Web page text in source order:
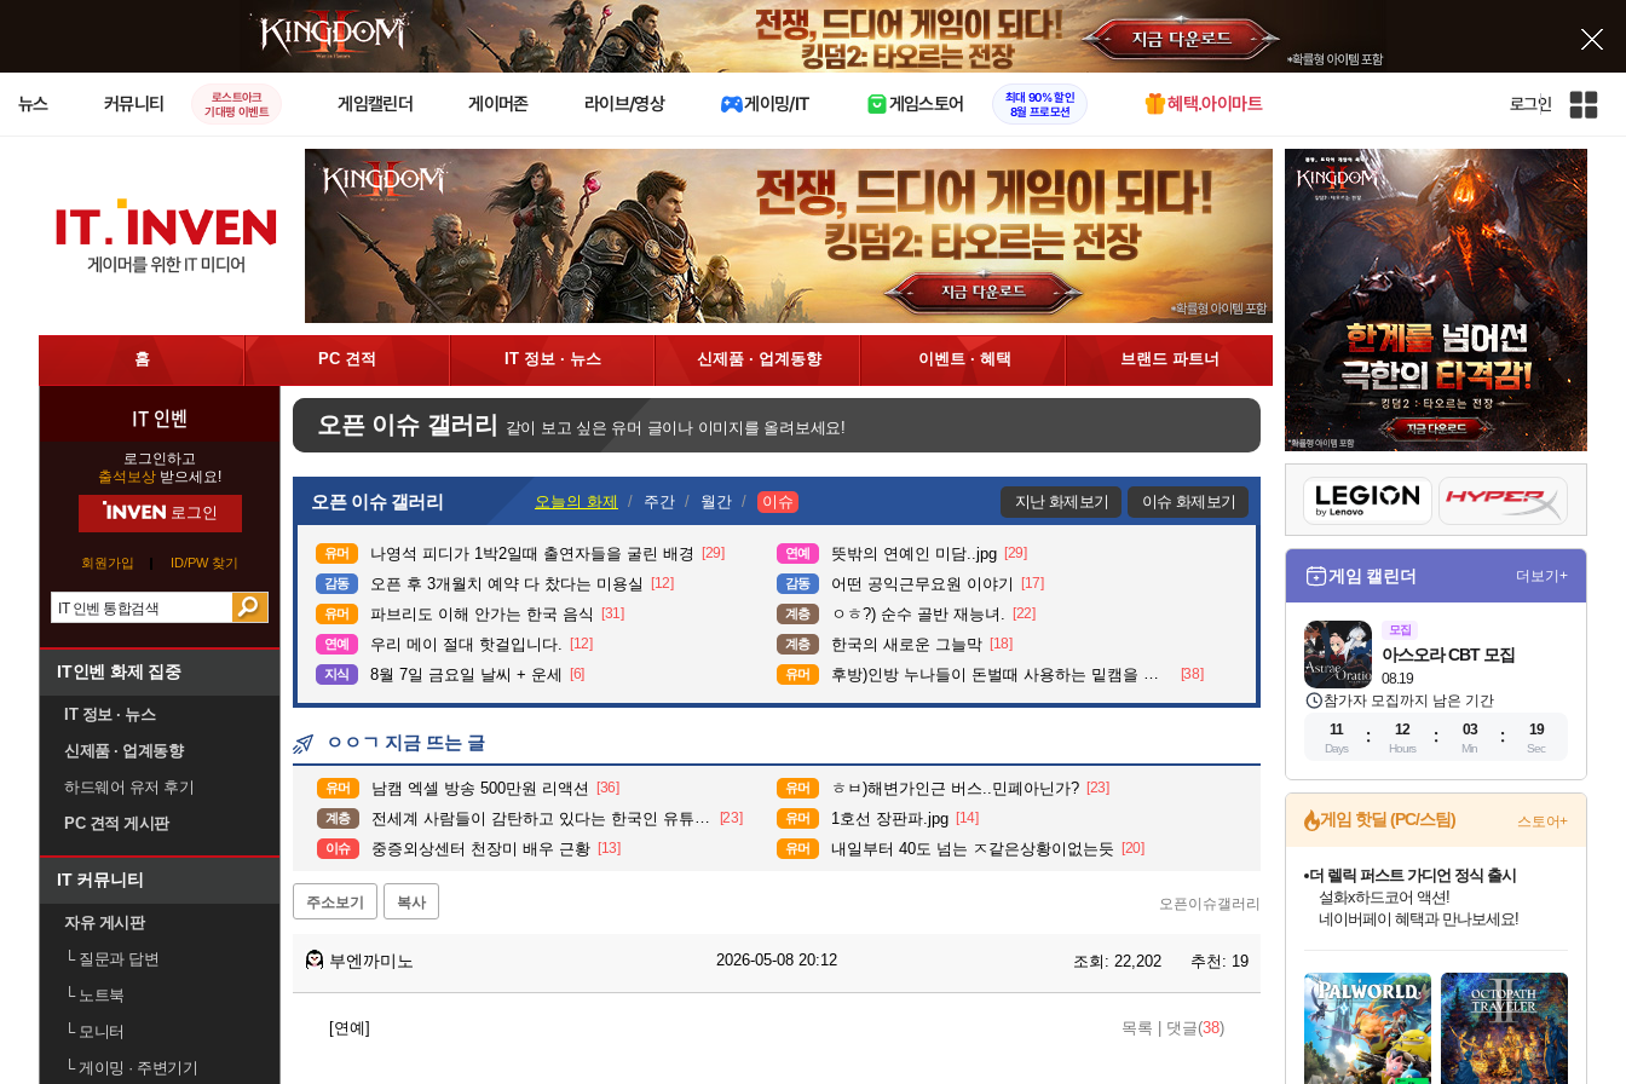
X
뉴스 커뮤니티
로스트아크
기대평 이벤트
게임캘린더 게이머존 라이브/영상 게이밍/IT 게임스토어
최대 90% 할인
8월 프로모션
혜택.아이마트 로그인
인
전
체
사
이
트
맵
홈 PC 견적 IT 정보 · 뉴스 신제품 · 업계동향 이벤트 · 혜택 브랜드 파트너
IT 인벤
로그인하고
출석보상 받으세요!
로그인
회원가입 ID/PW 찾기
IT인벤 화제 집중
IT 정보 · 뉴스
신제품 · 업계동향
하드웨어 유저 후기
PC 견적 게시판
IT 커뮤니티
자유 게시판
└질문과 답변
└노트북
└모니터
└게이밍 · 주변기기
오픈 이슈 갤러리 같이 보고 싶은 유머 글이나 이미지를 올려보세요!
오픈 이슈 갤러리 오늘의 화제 주간 월간 이슈 지난 화제보기 이슈 화제보기
유머 나영석 피디가 1박2일때 출연자들을 굴린 배경 [29] 연예 뜻밖의 연예인 미담..jpg [29]
감동 오픈 후 3개월치 예약 다 찼다는 미용실 [12] 감동 어떤 공익근무요원 이야기 [17]
유머 파브리도 이해 안가는 한국 음식 [31] 계층 ㅇㅎ?) 순수 골반 재능녀. [22]
연예 우리 메이 절대 핫걸입니다. [12] 계층 한국의 새로운 그늘막 [18]
지식 8월 7일 금요일 날씨 + 운세 [6] 유머 후방)인방 누나들이 돈벌때 사용하는 밑캠을 알아보자 [38]
ㅇㅇㄱ 지금 뜨는 글
유머 남캠 엑셀 방송 500만원 리액션 [36] 유머 ㅎㅂ)해변가인근 버스..민폐아닌가? [23]
계층 전세계 사람들이 감탄하고 있다는 한국인 유튜브 계정. [23] 유머 1호선 장판파.jpg [14]
이슈 중증외상센터 천장미 배우 근황 [13] 유머 내일부터 40도 넘는 ㅈ같은상황이없는듯 [20]
주소보기 복사 오픈이슈갤러리
부엔까미노 2026-05-08 20:12 조회: 22,202 추천: 19
[연예] 목록 댓글(38)
게임 캘린더 더보기+
모집
08.19
아스오라 CBT 모집
참가자 모집까지 남은 기간
11
Days
12
Hours
03
Min
14
Sec
게임 핫딜 (PC/스팀) 스토어+
최대 90% 할인가를 만나보세요!
네이버혜택과 함께 만나보세요!
50%할인&추가 적립까지!
네이버 포인트 혜택까지!
이니&베니 혜택까지!
네이버 혜택가와 함께 예약하세요!
할인&네이버혜택으로 만나보세요!
네이버페이 혜택과 만나보세요!
40주년 프로모션으로 만나보세요!
캡콤 프렌차이즈 할인 진행 중!
몬헌, 바하 등 인기 IP를
할인가에 만나보세요!
일부 에디션 상시 할인!
혜택으로 예약 판매 중
편안하게 충전하세요